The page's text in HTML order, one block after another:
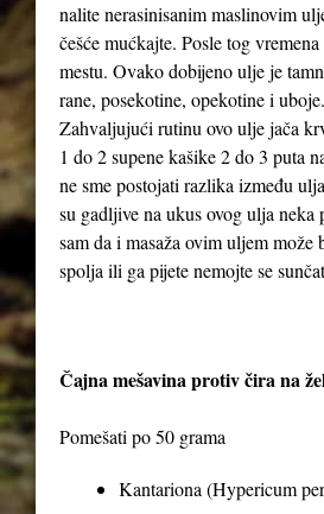
nalite nerasinisanim maslinovim
češće mućkajte. Posle tog
mestu. Ovako dobijeno ulje je
rane, posekotine, opekotine i
Zahvaljujući rutinu ovo ulje jača
1 do 2 supene kašike 2 do 3 puta
ne sme postojati razlika između
su gadljive na ukus ovog ulja neka
sam da i masaža ovim uljem
spolja ili ga pijete nemojte se
Čajna mešavina protiv čira na
Pomešati po 50 grama
Kantariona (Hypericum